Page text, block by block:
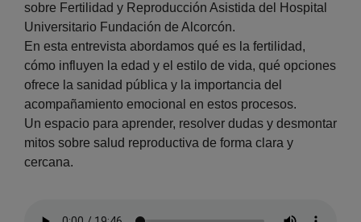
sobre Fertilidad y Reproducción Asistida del Hospital
Universitario Fundación de Alcorcón.
En esta entrevista abordamos qué es la fertilidad,
cómo influyen la edad y el estilo de vida, qué opciones
ofrece la sanidad pública y la importancia del
acompañamiento emocional en estos procesos.
Un espacio para aprender, resolver dudas y desmontar
mitos sobre salud reproductiva de forma clara y
cercana.